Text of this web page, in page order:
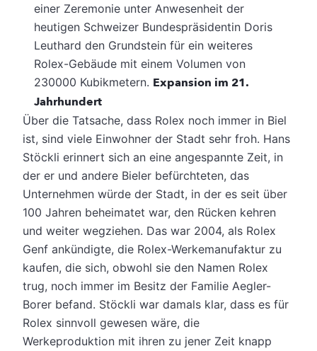
einer Zeremonie unter Anwesenheit der
heutigen Schweizer Bundespräsidentin Doris
Leuthard den Grundstein für ein weiteres
Rolex-Gebäude mit einem Volumen von
230000 Kubikmetern. Expansion im 21.
Jahrhundert
Über die Tatsache, dass Rolex noch immer in Biel
ist, sind viele Einwohner der Stadt sehr froh. Hans
Stöckli erinnert sich an eine angespannte Zeit, in
der er und andere Bieler befürchteten, das
Unternehmen würde der Stadt, in der es seit über
100 Jahren beheimatet war, den Rücken kehren
und weiter wegziehen. Das war 2004, als Rolex
Genf ankündigte, die Rolex-Werkemanufaktur zu
kaufen, die sich, obwohl sie den Namen Rolex
trug, noch immer im Besitz der Familie Aegler-
Borer befand. Stöckli war damals klar, dass es für
Rolex sinnvoll gewesen wäre, die
Werkeproduktion mit ihren zu jener Zeit knapp